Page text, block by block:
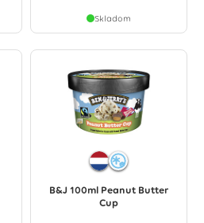
Skladom
B&J 100ml Peanut Butter
Cup